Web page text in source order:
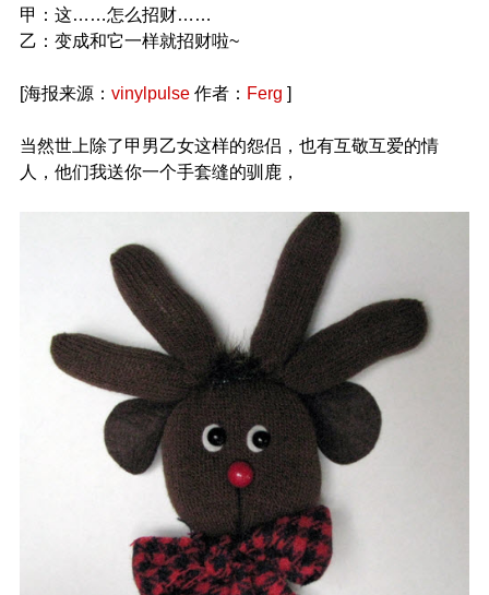
甲：这……怎么招财……
乙：变成和它一样就招财啦~
[海报来源： vinylpulse作者： Ferg ]
当然世上除了甲男乙女这样的怨侣，也有互敬互爱的情
人，他们我送你一个手套缝的驯鹿，